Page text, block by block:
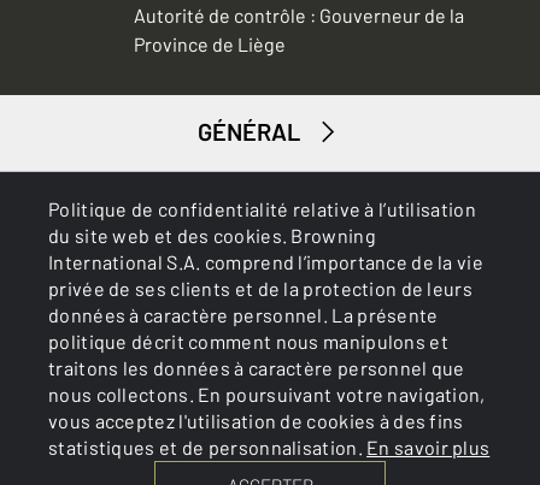
Politique de confidentialité relative à l’utilisation
du site web et des cookies. Browning
International S.A. comprend l’importance de la vie
privée de ses clients et de la protection de leurs
données à caractère personnel. La présente
politique décrit comment nous manipulons et
traitons les données à caractère personnel que
nous collectons. En poursuivant votre navigation,
vous acceptez l'utilisation de cookies à des fins
statistiques et de personnalisation. En savoir plus
Autorité de contrôle : Gouverneur de la
Province de Liège
GÉNÉRAL
SERVICES
Cookies Politique de confidentialité